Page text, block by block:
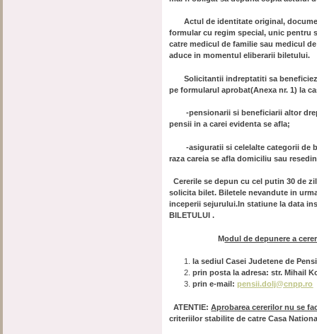
Actul de identitate original,
formular cu regim special, unic pentru
catre medicul de familie sau medicul
aduce in momentul eliberarii biletului.
Solicitantii indreptatiti sa
pe formularul aprobat(Anexa nr. 1) la
-pensionarii si beneficiarii altor
pensii in a carei evidenta se afla;
-asiguratii si celelalte categorii de
raza careia se afla domiciliu sau
Cererile se depun cu cel putin 30 de
solicita bilet. Biletele nevandute in
inceperii sejurului.In statiune la data
BILETULUI .
Modul de depunere a
la sediul Casei Judetene de
prin posta la adresa: str. Mihail
prin e-mail:pensii.dolj@cnpp.ro
ATENTIE:Aprobarea cererilor nu se
criteriilor stabilite de catre Casa